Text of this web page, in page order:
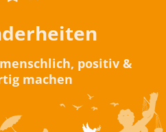
positiv &
machen